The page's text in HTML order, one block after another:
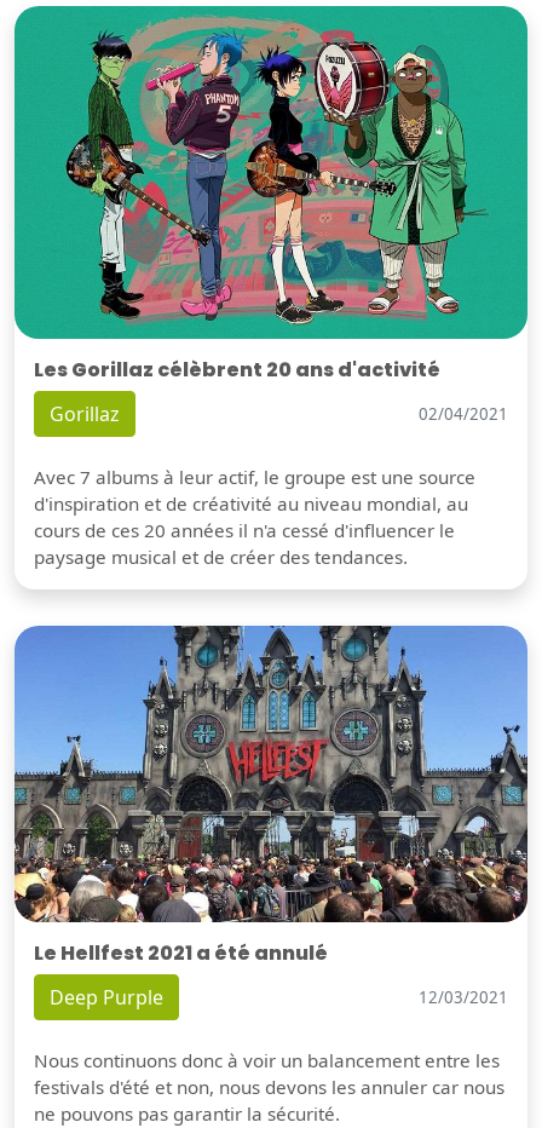
Les Gorillaz célèbrent 20 ans d'activité
Gorillaz 02/04/2021
Avec 7 albums à leur actif, le groupe est une source
d'inspiration et de créativité au niveau mondial, au
cours de ces 20 années il n'a cessé d'influencer le
paysage musical et de créer des tendances.
Le Hellfest 2021 a été annulé
Deep Purple 12/03/2021
Nous continuons donc à voir un balancement entre les
festivals d'été et non, nous devons les annuler car nous
ne pouvons pas garantir la sécurité.